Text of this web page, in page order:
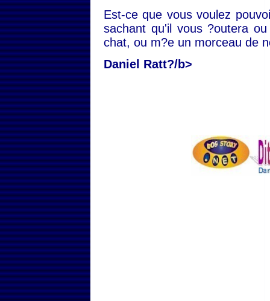
Est-ce que vous voulez
sachant qu'il vous ?outera
chat, ou m?e un morceau de
Daniel Ratt?/b>